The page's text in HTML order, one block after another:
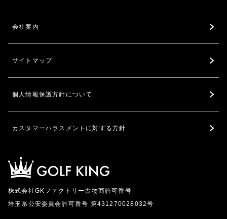
会社案内
サイトマップ
個人情報保護方針について
カスタマーハラスメントに対する方針
株式会社GKファクトリー古物商許可番号
埼玉県公安委員会許可番号 第431270028032号